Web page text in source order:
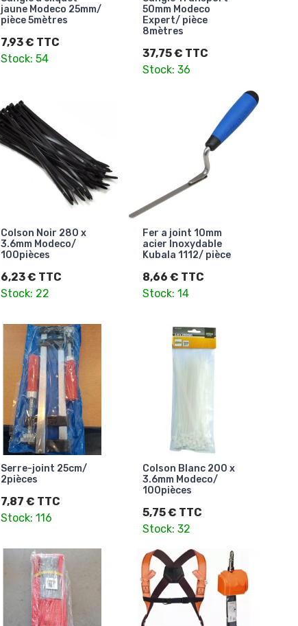
jaune Modeco 25mm/
pièce 5mètres
7,93 € TTC
Stock: 54
50mm Modeco
Expert/ pièce
8mètres
37,75 € TTC
Stock: 36
Colson Noir 280 x
3.6mm Modeco/
100pièces
6,23 € TTC
Stock: 22
Fer a joint 10mm
acier Inoxydable
Kubala 1112/ pièce
8,66 € TTC
Stock: 14
Serre-joint 25cm/
2pièces
7,87 € TTC
Stock: 116
Colson Blanc 200 x
3.6mm Modeco/
100pièces
5,75 € TTC
Stock: 32